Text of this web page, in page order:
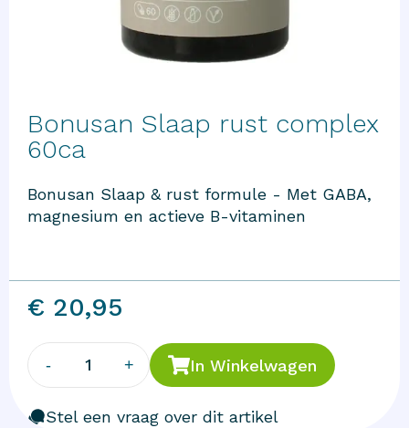
Bonusan Slaap rust complex
60ca
Bonusan Slaap & rust formule - Met GABA,
magnesium en actieve B-vitaminen
€ 20,95
- 1 + In Winkelwagen
Stel een vraag over dit artikel